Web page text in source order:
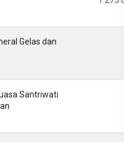
Gelas dan
Santriwati